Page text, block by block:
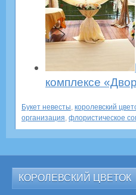
комплексе
Букет невесты, королевский
организация, флористическое
КОРОЛЕВСКИЙ ЦВЕТОК